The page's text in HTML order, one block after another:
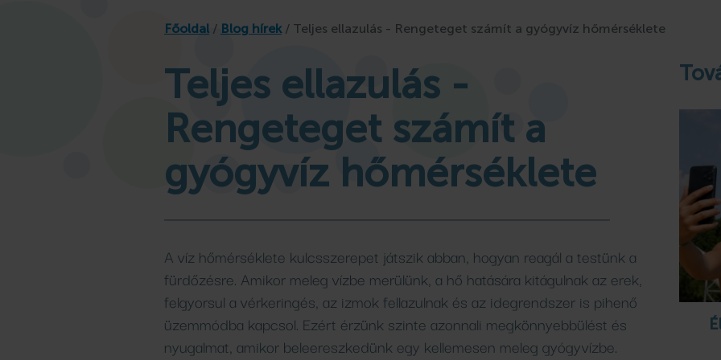
Családi
Bővebben
Szabadtéri
fürdő
Bővebben
Camping
Bővebben
Bővebben
Gyógykezelések
Játszóház
Programok, hírek
Főoldal / Blog hírek / Teljes ellazulás - Rengeteget számít a gyógyvíz hőmérséklete
Teljes ellazulás -
Rengeteget számít a
gyógyvíz hőmérséklete
A víz hőmérséklete kulcsszerepet játszik abban, hogyan reagál a testünk a
fürdőzésre. Amikor meleg vízbe merülünk, a hő hatására kitágulnak az erek,
felgyorsul a vérkeringés, az izmok fellazulnak és az idegrendszer is pihenő
üzemmódba kapcsol. Ezért érzünk szinte azonnali megkönnyebbülést és
nyugalmat, amikor beleereszkedünk egy kellemesen meleg gyógyvízbe.